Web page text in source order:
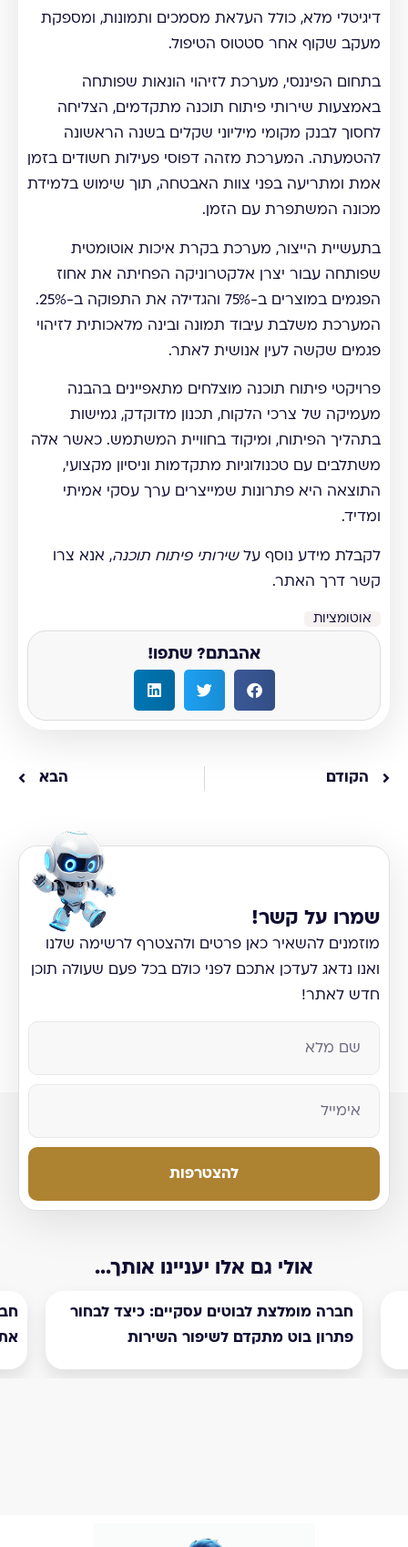
דיגיטלי מלא, כולל העלאת מסמכים ותמונות, ומספקת
מעקב שקוף אחר סטטוס הטיפול.
בתחום הפיננסי, מערכת לזיהוי הונאות שפותחה
באמצעות שירותי פיתוח תוכנה מתקדמים, הצליחה
לחסוך לבנק מקומי מיליוני שקלים בשנה הראשונה
להטמעתה. המערכת מזהה דפוסי פעילות חשודים בזמן
אמת ומתריעה בפני צוות האבטחה, תוך שימוש בלמידת
מכונה המשתפרת עם הזמן.
בתעשיית הייצור, מערכת בקרת איכות אוטומטית
שפותחה עבור יצרן אלקטרוניקה הפחיתה את אחוז
הפגמים במוצרים ב-75% והגדילה את התפוקה ב-25%.
המערכת משלבת עיבוד תמונה ובינה מלאכותית לזיהוי
פגמים שקשה לעין אנושית לאתר.
פרויקטי פיתוח תוכנה מוצלחים מתאפיינים בהבנה
מעמיקה של צרכי הלקוח, תכנון מדוקדק, גמישות
בתהליך הפיתוח, ומיקוד בחוויית המשתמש. כאשר אלה
משתלבים עם טכנולוגיות מתקדמות וניסיון מקצועי,
התוצאה היא פתרונות שמייצרים ערך עסקי אמיתי
ומדיד.
לקבלת מידע נוסף עלשירותי פיתוח תוכנה, אנא צרו
קשר דרך האתר.
אוטומציות
אהבתם? שתפו!
הקודם הבא
שמרו על קשר!
מוזמנים להשאיר כאן פרטים ולהצטרף לרשימה שלנו
ואנו נדאג לעדכן אתכם לפני כולם בכל פעם שעולה תוכן
חדש לאתר!
להצטרפות
אולי גם אלו יעניינו אותך...
חברה מומלצת לבוטים עסקיים: כיצד לבחור
פתרון בוט מתקדם לשיפור השירות